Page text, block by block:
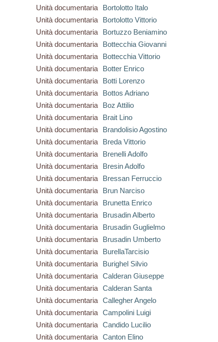
Unità documentaria
Bortolotto Italo
Unità documentaria
Bortolotto Vittorio
Unità documentaria
Bortuzzo Beniamino
Unità documentaria
Bottecchia Giovanni
Unità documentaria
Bottecchia Vittorio
Unità documentaria
Botter Enrico
Unità documentaria
Botti Lorenzo
Unità documentaria
Bottos Adriano
Unità documentaria
Boz Attilio
Unità documentaria
Brait Lino
Unità documentaria
Brandolisio Agostino
Unità documentaria
Breda Vittorio
Unità documentaria
Brenelli Adolfo
Unità documentaria
Bresin Adolfo
Unità documentaria
Bressan Ferruccio
Unità documentaria
Brun Narciso
Unità documentaria
Brunetta Enrico
Unità documentaria
Brusadin Alberto
Unità documentaria
Brusadin Guglielmo
Unità documentaria
Brusadin Umberto
Unità documentaria
BurellaTarcisio
Unità documentaria
Burighel Silvio
Unità documentaria
Calderan Giuseppe
Unità documentaria
Calderan Santa
Unità documentaria
Callegher Angelo
Unità documentaria
Campolini Luigi
Unità documentaria
Candido Lucilio
Unità documentaria
Canton Elino